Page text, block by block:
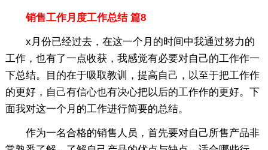
销售工作月度工作总结 篇8
x月份已经过去，在这一个月的时间中我通过努力的
工作，也有了一点收获，我感觉有必要对自己的工作作一
下总结。目的在于吸取教训，提高自己，以至于把工作作
的更好，自己有信心也有决心把以后的工作作的更好。下
面我对这一个月的工作进行简要的总结。
作为一名合格的销售人员，首先要对自己所售产品非